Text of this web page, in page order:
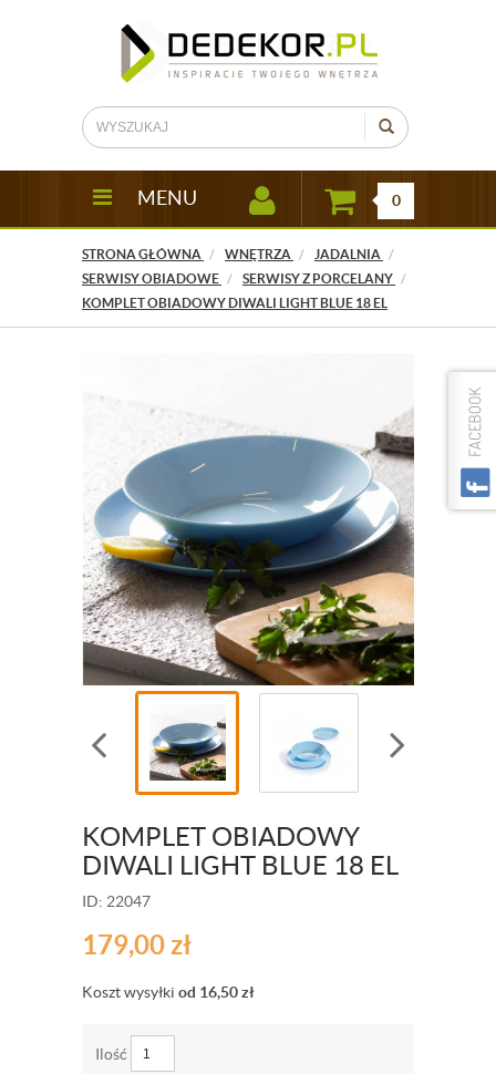
MENU 0
STRONA GŁÓWNA WNĘTRZA
JADALNIA
SERWISY OBIADOWE
SERWISY Z PORCELANY
KOMPLET OBIADOWY DIWALI LIGHT BLUE 18 EL
KOMPLET OBIADOWY
DIWALI LIGHT BLUE 18 EL
ID: 22047
179,00zł
Koszt wysyłki od 16,50zł
Ilość